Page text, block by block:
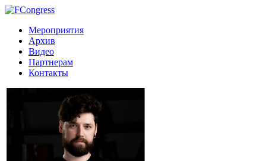
Мероприятия
Архив
Видео
Партнерам
Контакты